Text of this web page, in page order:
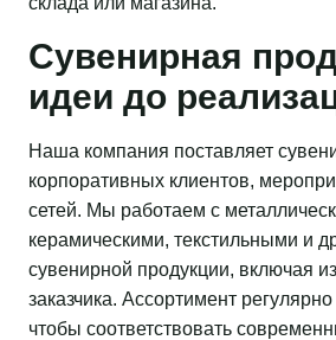
Сувенирная
идеи до
Наша компания поставляет
корпоративных клиентов,
сетей. Мы работаем с
керамическими, текстильными и
сувенирной продукции, включая
заказчика. Ассортимент
чтобы соответствовать